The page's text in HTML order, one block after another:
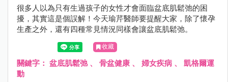
很多人以為只有生過孩子的女性才會面臨盆底肌鬆弛的困
擾，其實這是個誤解！今天瑜芹醫師要提醒大家，除了懷孕
生產之外，還有四種常見情況同樣會讓盆底肌鬆弛。
收藏
關鍵字： 盆底肌鬆弛、 骨盆健康 、 婦女疾病 、 凱格爾運
動